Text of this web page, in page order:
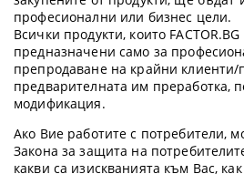
професионални или бизнес цели.
Всички продукти, които
предназначени само за
препродаване на крайни клиенти/
предварителната им преработка,
модификация.
Ако Вие работите с потребители,
Закона за защита на
какви са изискванията към Вас,